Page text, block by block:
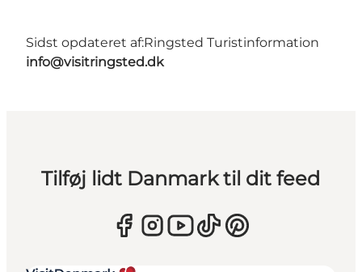
Sidst opdateret af:Ringsted Turistinformation
info@visitringsted.dk
Tilføj lidt Danmark til dit feed